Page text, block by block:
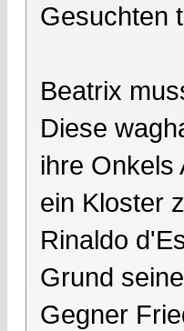
Gesuchten
Beatrix
Diese
ihre Onkels
ein Kloster
Rinaldo
Grund
Gegner